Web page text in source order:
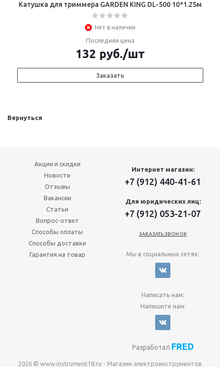
Катушка для триммера GARDEN KING DL-500 10*1.25м
Нет в наличии
Последняя цена
132 руб./шт
Заказать
Вернуться
Акции и скидки
Новости
Отзывы
Вакансии
Статьи
Вопрос-ответ
Способы оплаты
Способы доставки
Гарантия на товар
Интернет магазин:
+7 (912) 440-41-61
Для юридических лиц:
+7 (912) 053-21-07
ЗАКАЗАТЬ ЗВОНОК
Мы в социальных сетях:
Написать нам:
Напишите нам:
Разработал FRED
2026 © www.instrument18.ru - Магазин электроинструментов